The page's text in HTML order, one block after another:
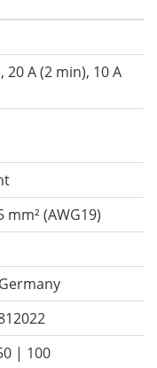
20 A (2 min), 10 A
mm² (AWG19)
| 100